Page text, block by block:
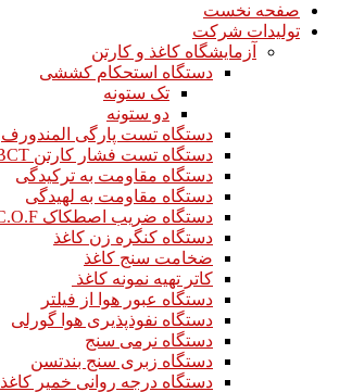
صفحه نخست
تولیدات شرکت
آزمایشگاه کاغذ و کارتن
دستگاه استحکام کششی
تک ستونه
دو ستونه
دستگاه تست پارگی المندورف
دستگاه تست فشار کارتن BCT
دستگاه مقاومت به ترکیدگی
دستگاه مقاومت به لهیدگی
دستگاه ضریب اصطکاک C.O.F
دستگاه کنگره زن کاغذ
ضخامت سنج کاغذ
کاتر تهیه نمونه کاغذ
دستگاه عبور هوا از فیلتر
دستگاه نفوذپذیری هوا گورلی
دستگاه نرمی سنج
دستگاه زبری سنج بندتسن
دستگاه درجه روانی خمیر کاغذ